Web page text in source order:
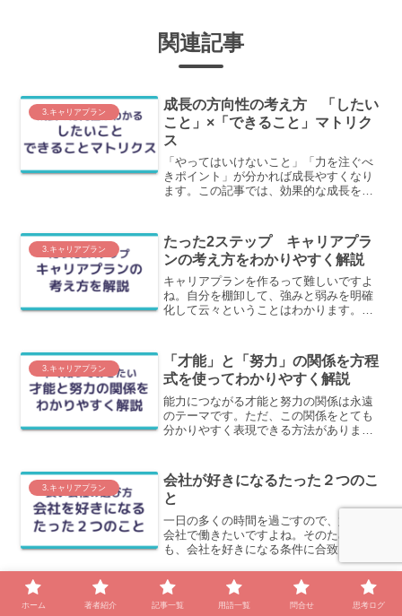
関連記事
3.キャリアプラン
成長の方向性の考え方 「したい
こと」×「できること」マトリク
ス
「やってはいけないこと」「力を注ぐべ
きポイント」が分かれば成長やすくなり
ます。この記事では、効果的な成長を促
ス」について、わかりやすく解説しま
す。
3.キャリアプラン
たった2ステップ キャリアプラ
ンの考え方をわかりやすく解説
キャリアプランを作るって難しいですよ
ね。自分を棚卸して、強みと弱みを明確
化して云々ということはわかります。た
に、たった2ステップでできるキャリアプ
ランの考え方を紹介します。
3.キャリアプラン
「才能」と「努力」の関係を方程
式を使ってわかりやすく解説
能力につながる才能と努力の関係は永遠
のテーマです。ただ、この関係をとても
分かりやすく表現できる方法がありま
す。
3.キャリアプラン
会社が好きになるたった２つのこ
と
一日の多くの時間を過ごすので、好きな
会社で働きたいですよね。そのために
も、会社を好きになる条件に合致した会
社を選ぶことがとても大事になります。
この記事では、会社を好きになるたった
２つの理由についてわかりやすく解説し
ます。
3.キャリアプラン
転職検討前に「履歴書・職務経歴
ホーム 著者紹介 記事一覧 用語一覧 問合せ 思考ログ